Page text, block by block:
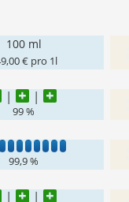
100 ml
€ pro 1l
99 %
3 4 5 6 7 8 9 10
99,9 %